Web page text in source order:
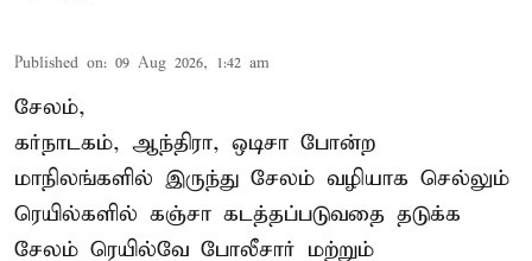
Published on: 09 Aug 2026, 1:42 am
சேலம்,
கர்நாடகம், ஆந்திரா, ஒடிசா போன்ற
மாநிலங்களில் இருந்து சேலம் வழியாக செல்லும்
ரெயில்களில் கஞ்சா கடத்தப்படுவதை தடுக்க
சேலம் ரெயில்வே போலீசார் மற்றும்